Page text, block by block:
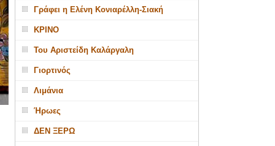
Γράφει η Ελένη Κονιαρέλλη-Σιακή
ΚΡΙΝΟ
Του Αριστείδη Καλάργαλη
Γιορτινός
Λιμάνια
Ήρωες
ΔΕΝ ΞΕΡΩ